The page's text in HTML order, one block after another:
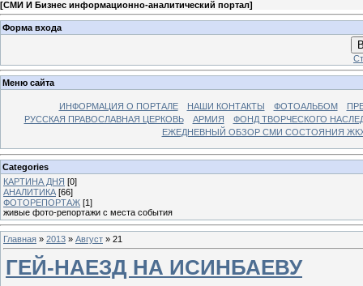
[СМИ И Бизнес информационно-аналитический портал]
Форма входа
Меню сайта
ИНФОРМАЦИЯ О ПОРТАЛЕ НАШИ КОНТАКТЫ ФОТОАЛЬБОМ
РУССКАЯ ПРАВОСЛАВНАЯ ЦЕРКОВЬ
АРМИЯ
ФОНД ТВОРЧЕСКОГО
ЕЖЕДНЕВНЫЙ ОБЗОР СМИ СОСТОЯНИЯ
Categories
КАРТИНА ДНЯ [0]
АНАЛИТИКА [66]
ФОТОРЕПОРТАЖ [1]
живые фото-репортажи с места события
Главная » 2013 » Август » 21
ГЕЙ-НАЕЗД НА ИСИНБАЕВУ